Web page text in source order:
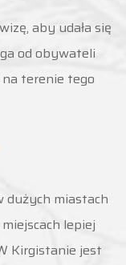
aby udała się
od obywateli
terenie tego
dużych miastach
lepiej
Kirgistanie jest